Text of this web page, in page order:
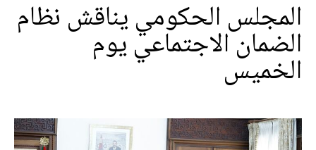
المجلس الحكومي يناقش نظام
الضمان الاجتماعي يوم
الخميس